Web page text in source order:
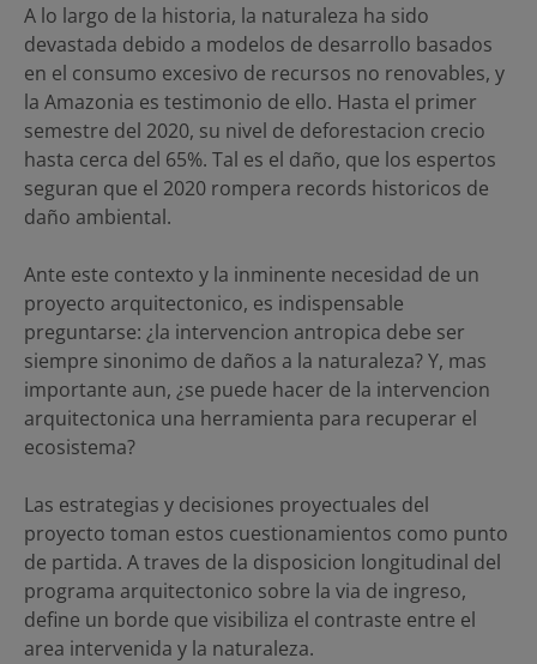
A lo largo de la historia, la naturaleza ha sido
devastada debido a modelos de desarrollo basados
en el consumo excesivo de recursos no renovables, y
la Amazonia es testimonio de ello. Hasta el primer
semestre del 2020, su nivel de deforestacion crecio
hasta cerca del 65%. Tal es el daño, que los espertos
seguran que el 2020 rompera records historicos de
daño ambiental.
Ante este contexto y la inminente necesidad de un
proyecto arquitectonico, es indispensable
preguntarse: ¿la intervencion antropica debe ser
siempre sinonimo de daños a la naturaleza? Y, mas
importante aun, ¿se puede hacer de la intervencion
arquitectonica una herramienta para recuperar el
ecosistema?
Las estrategias y decisiones proyectuales del
proyecto toman estos cuestionamientos como punto
de partida. A traves de la disposicion longitudinal del
programa arquitectonico sobre la via de ingreso,
define un borde que visibiliza el contraste entre el
area intervenida y la naturaleza.